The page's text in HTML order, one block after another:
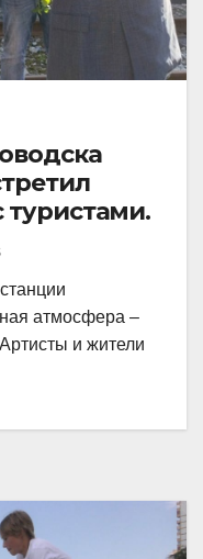
атмосфера –
и жители